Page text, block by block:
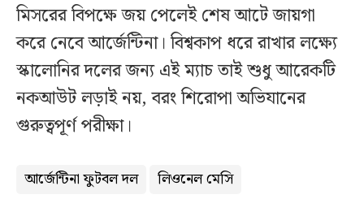
মিসরের বিপক্ষে জয় পেলেই শেষ আটে জায়গা
করে নেবে আর্জেন্টিনা। বিশ্বকাপ ধরে রাখার লক্ষ্যে
স্কালোনির দলের জন্য এই ম্যাচ তাই শুধু আরেকটি
নকআউট লড়াই নয়, বরং শিরোপা অভিযানের
গুরুত্বপূর্ণ পরীক্ষা।
আর্জেন্টিনা ফুটবল দল লিওনেল মেসি